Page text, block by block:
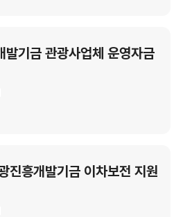
기금 관광사업체 운영자금
흥개발기금 이차보전 지원